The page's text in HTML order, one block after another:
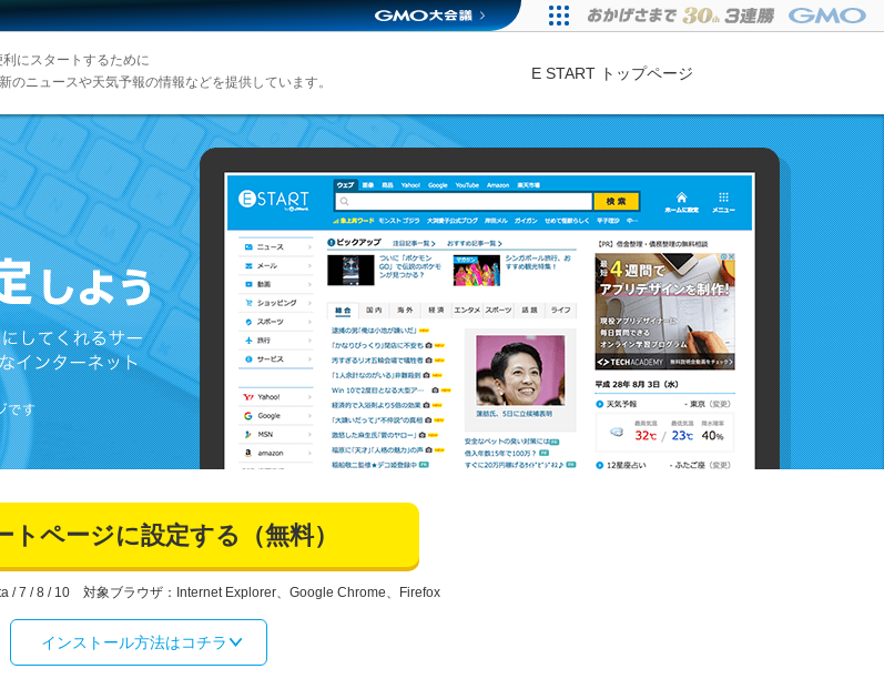
にスタートするために
のニュースや天気予報の情報などを提供しています。
E START トップページ
トページに設定する（無料）
/ 7 / 8 / 10 対象ブラウザ：Internet Explorer、Google Chrome、Firefox
インストール方法はコチラ